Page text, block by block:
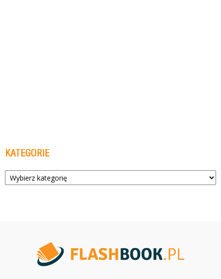
KATEGORIE
Kategorie